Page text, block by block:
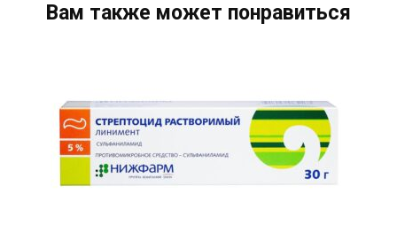
Вам также может понравиться